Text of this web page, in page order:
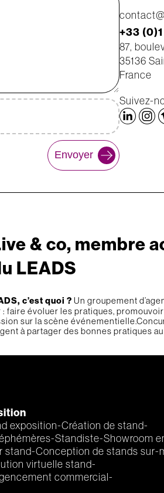
+33
87,
35136
France
Suivez-
& co, membre
LEADS
c’est quoi ? Un groupement
: faire évoluer les pratiques,
sur la scène
à partager des bonnes pratiques
exposition Création de stand
Standiste Showroom
stand Conception de stands sur-
virtuelle stand
commercial